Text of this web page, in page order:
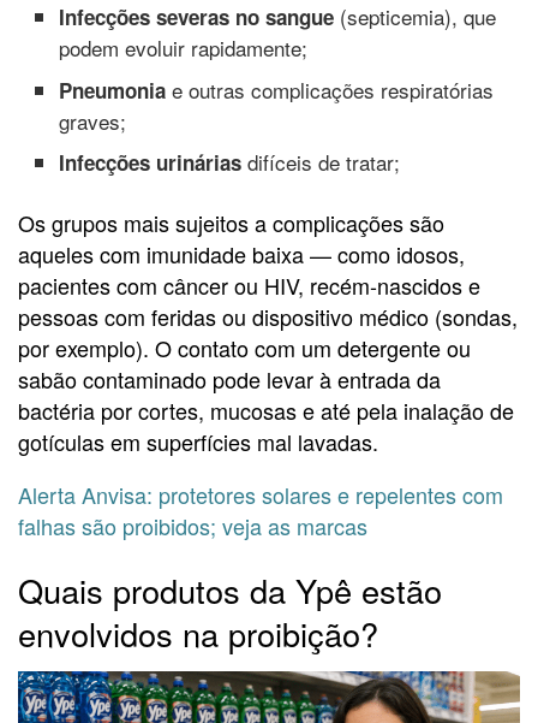
Infecções severas no sangue (septicemia), que
podem evoluir rapidamente;
Pneumonia e outras complicações respiratórias
graves;
Infecções urinárias difíceis de tratar;
Os grupos mais sujeitos a complicações são
aqueles com imunidade baixa — como idosos,
pacientes com câncer ou HIV, recém-nascidos e
pessoas com feridas ou dispositivo médico (sondas,
por exemplo). O contato com um detergente ou
sabão contaminado pode levar à entrada da
bactéria por cortes, mucosas e até pela inalação de
gotículas em superfícies mal lavadas.
Alerta Anvisa: protetores solares e repelentes com
falhas são proibidos; veja as marcas
Quais produtos da Ypê estão
envolvidos na proibição?